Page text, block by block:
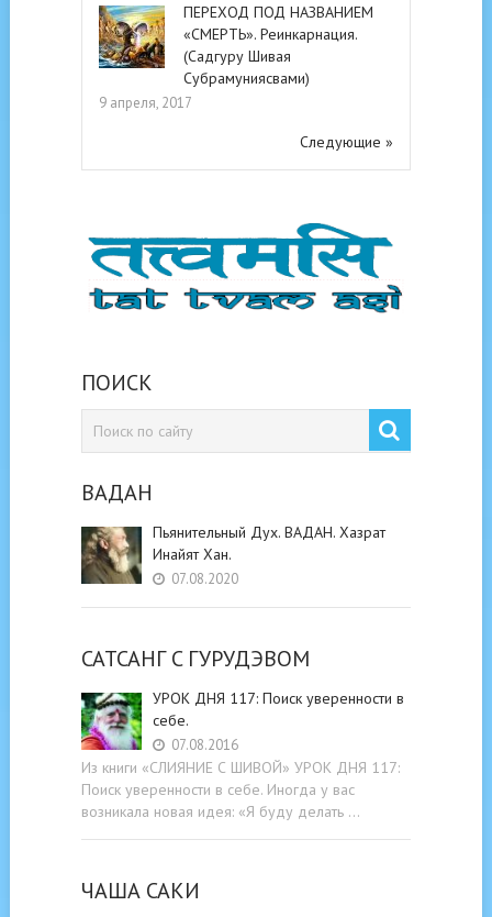
ПЕРЕХОД ПОД НАЗВАНИЕМ
«СМЕРТЬ». Реинкарнация.
(Садгуру Шивая
Субрамуниясвами)
9 апреля, 2017
Следующие »
ПОИСК
ВАДАН
Пьянительный Дух. ВАДАН. Хазрат
Инайят Хан.
07.08.2020
САТСАНГ C ГУРУДЭВОМ
УРОК ДНЯ 117: Поиск уверенности в
себе.
07.08.2016
Из книги «СЛИЯНИЕ С ШИВОЙ» УРОК ДНЯ 117:
Поиск уверенности в себе. Иногда у вас
возникала новая идея: «Я буду делать …
ЧАША САКИ